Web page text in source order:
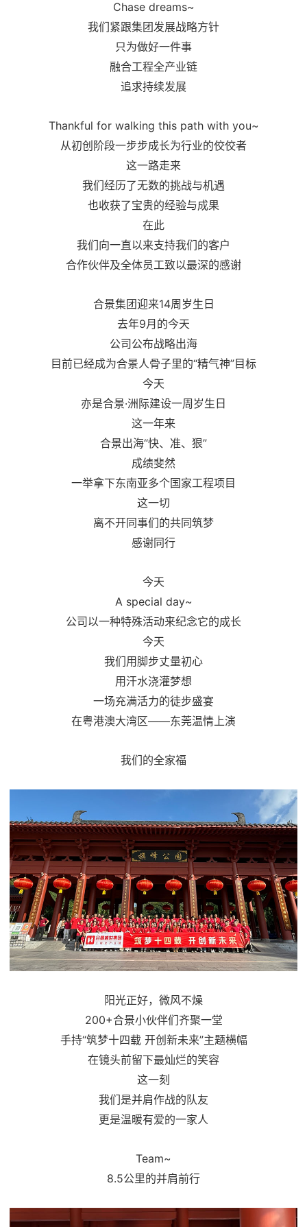
Chase dreams~
我们紧跟集团发展战略方针
只为做好一件事
融合工程全产业链
追求持续发展
Thankful for walking this path with you~
从初创阶段一步步成长为行业的佼佼者
这一路走来
我们经历了无数的挑战与机遇
也收获了宝贵的经验与成果
在此
我们向一直以来支持我们的客户
合作伙伴及全体员工致以最深的感谢
合景集团迎来14周岁生日
去年9月的今天
公司公布战略出海
目前已经成为合景人骨子里的“精气神”目标
今天
亦是合景·洲际建设一周岁生日
这一年来
合景出海“快、准、狠”
成绩斐然
一举拿下东南亚多个国家工程项目
这一切
离不开同事们的共同筑梦
感谢同行
今天
A special day~
公司以一种特殊活动来纪念它的成长
今天
我们用脚步丈量初心
用汗水浇灌梦想
一场充满活力的徒步盛宴
在粤港澳大湾区——东莞温情上演
我们的全家福
阳光正好，微风不燥
200+合景小伙伴们齐聚一堂
手持“筑梦十四载 开创新未来”主题横幅
在镜头前留下最灿烂的笑容
这一刻
我们是并肩作战的队友
更是温暖有爱的一家人
Team~
8.5公里的并肩前行